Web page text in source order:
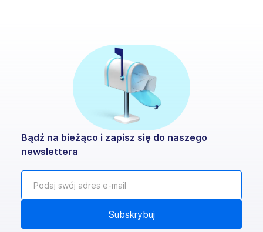
Bądź na bieżąco i zapisz się do naszego
newslettera